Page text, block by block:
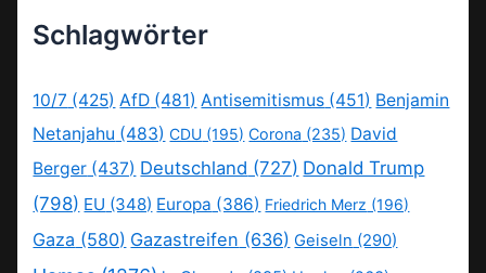
Schlagwörter
10/7 (425) AfD (481) Antisemitismus (451) Benjamin
Netanjahu (483) CDU (195) Corona (235) David
Berger (437) Deutschland (727) Donald Trump
(798) EU (348) Europa (386) Friedrich Merz (196)
Gaza (580) Gazastreifen (636) Geiseln (290)